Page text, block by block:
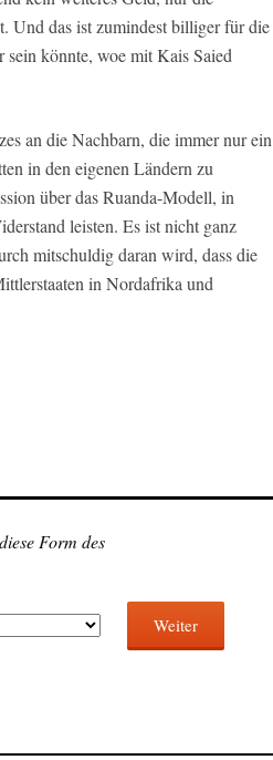
Und das ist zumindest billiger für die
könnte, woe mit Kais Saied
an die Nachbarn, die immer nur ein
in den eigenen Ländern zu
über das Ruanda-Modell, in
leisten. Es ist nicht ganz
mitschuldig daran wird, dass die
in Nordafrika und
Form des
Weiter